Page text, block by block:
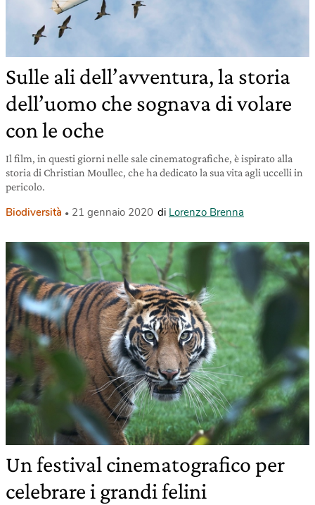
Sulle ali dell’avventura, la storia
dell’uomo che sognava di volare
con le oche
Il film, in questi giorni nelle sale cinematografiche, è ispirato alla
storia di Christian Moullec, che ha dedicato la sua vita agli uccelli in
pericolo.
Biodiversità 21 gennaio 2020 di Lorenzo Brenna
Un festival cinematografico per
celebrare i grandi felini